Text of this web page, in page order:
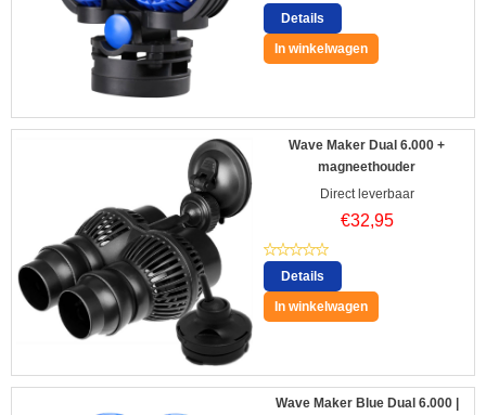
Details
In winkelwagen
Wave Maker Dual 6.000 +
magneethouder
Direct leverbaar
€32,95
Details
In winkelwagen
Wave Maker Blue Dual 6.000 |